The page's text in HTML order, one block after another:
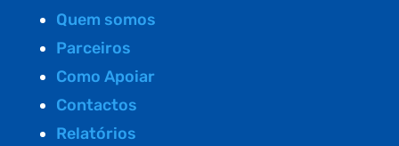
Quem somos
Parceiros
Como Apoiar
Contactos
Relatórios